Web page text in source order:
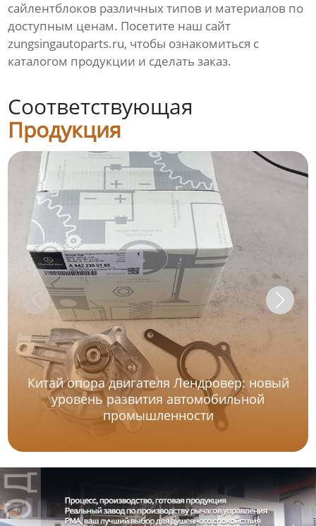
сайлентблоков различных типов и материалов по
доступным ценам. Посетите наш сайт
zungsingautoparts.ru, чтобы ознакомиться с
каталогом продукции и сделать заказ.
Соответствующая
Продукция
Китай опора двигателя Лендровер: новый
уровень развития автомобильной
промышленности